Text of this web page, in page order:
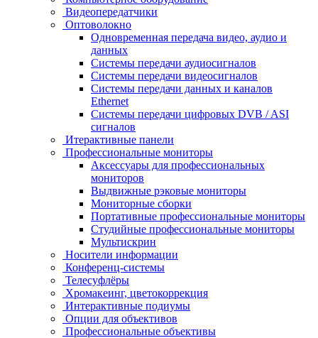
Видеопередатчики
Оптоволокно
Одновременная передача видео, аудио и
данных
Системы передачи аудиосигналов
Системы передачи видеосигналов
Системы передачи данных и каналов
Ethernet
Системы передачи цифровых DVB / ASI
сигналов
Итерактивные панели
Профессиональные мониторы
Аксессуары для профессиональных
мониторов
Выдвижные рэковые мониторы
Мониторные сборки
Портативные профессиональные мониторы
Студийные профессиональные мониторы
Мультискрин
Носители информации
Конференц-системы
Телесуфлёры
Хромакеинг, цветокоррекция
Интерактивные подиумы
Опции для объективов
Профессиональные объективы